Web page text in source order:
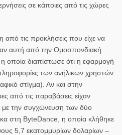
σε κάποιες από τις χώρες
από τις προκλήσεις που είχε να
αυτή από την Ομοσπονδιακή
διαπίστωσε ότι η εφαρμογή
των ανήλικων χρηστών
στίγμα). Αν και στην
από τις παραβάσεις είχαν
με την συγχώνευση των δύο
στη ByteDance, η οποία κλήθηκε
5,7 εκατομμυρίων δολαρίων –